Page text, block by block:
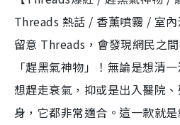
Threads 熱話 / 香薰噴霧 / 室
留意 Threads，會發現網民之
「趕黑氣神物」！無論是想清
想趕走衰氣，抑或是出入醫院
身，它都非常適合。這一款就